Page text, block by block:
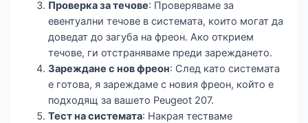
Проверка за течове: Проверяваме за
евентуални течове в системата, които могат да
доведат до загуба на фреон. Ако открием
течове, ги отстраняваме преди зареждането.
Зареждане с нов фреон: След като системата
е готова, я зареждаме с новия фреон, който е
подходящ за вашето Peugeot 207.
Тест на системата: Накрая тестваме